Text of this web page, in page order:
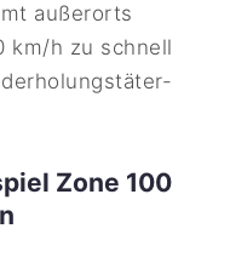
außerorts
km/h zu schnell
Zone 100